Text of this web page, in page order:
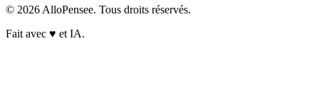
© 2026 AlloPensee. Tous droits réservés.
Fait avec ♥ et IA.